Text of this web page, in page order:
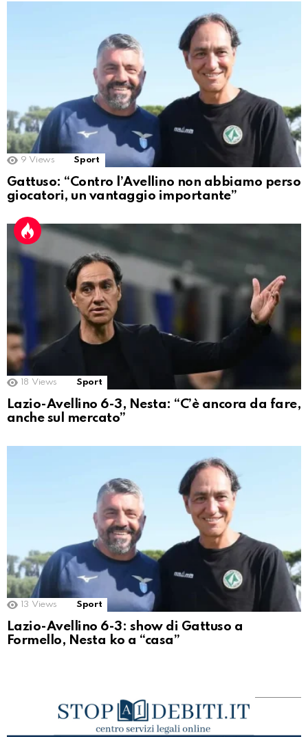
9 Views Sport
Gattuso: “Contro l’Avellino non abbiamo perso
giocatori, un vantaggio importante”
18 Views Sport
Lazio-Avellino 6-3, Nesta: “C’è ancora da fare,
anche sul mercato”
13 Views Sport
Lazio-Avellino 6-3: show di Gattuso a
Formello, Nesta ko a “casa”